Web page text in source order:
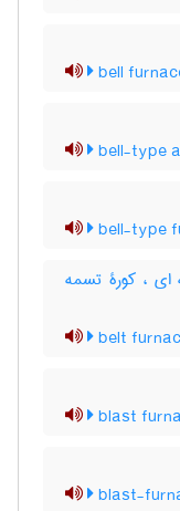
bell
bell-type
bell-type
ای ، کورۀ تسمه
belt
blast
blast-